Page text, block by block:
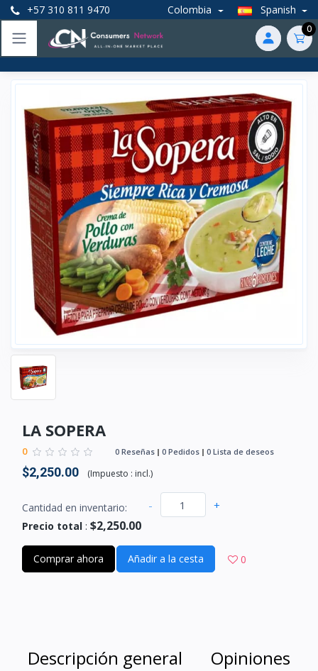
+57 310 811 9470 Colombia Spanish
0
LA SOPERA
0 0 Reseñas 0 Pedidos 0 Lista de deseos
$2,250.00 (Impuesto : incl.)
Cantidad en inventario: - +
Precio total : $2,250.00
Comprar ahora Añadir a la cesta 0
Descripción general Opiniones